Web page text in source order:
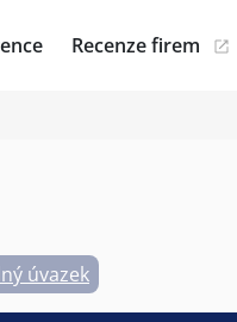
Recenze firem
úvazek